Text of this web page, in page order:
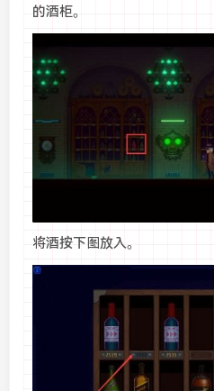
的酒柜。
将酒按下图放入。